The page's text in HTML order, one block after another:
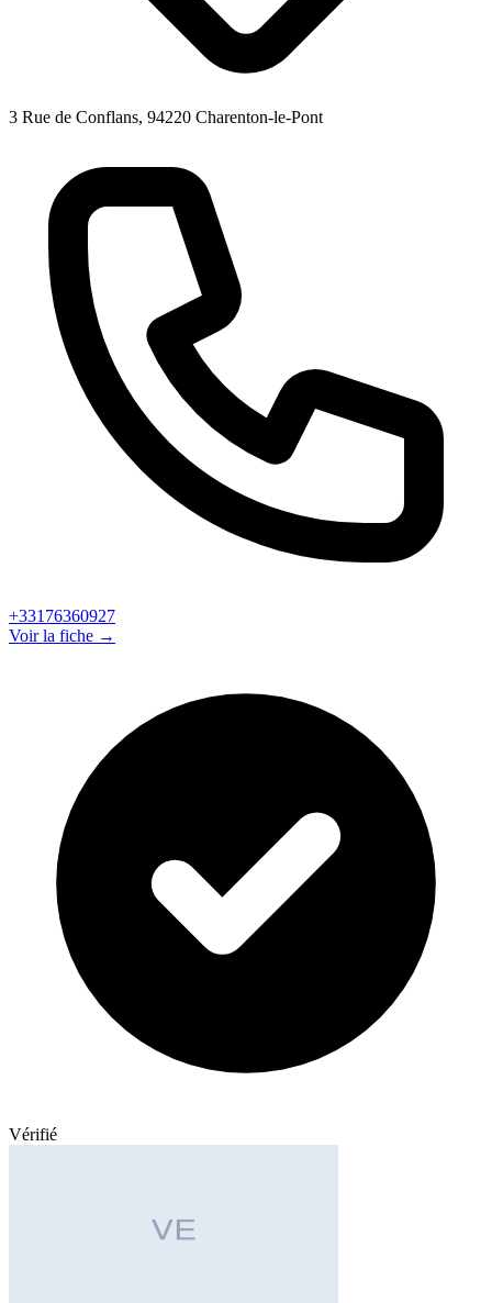
3 Rue de Conflans, 94220 Charenton-le-Pont
+33176360927
Voir la fiche →
Vérifié